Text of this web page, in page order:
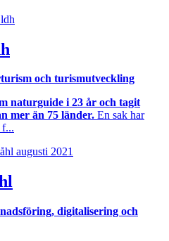
och turismutveckling
naturguide i 23 år och tagit
mer än 75 länder. En sak har
digitalisering och